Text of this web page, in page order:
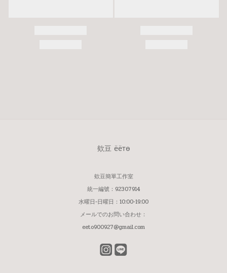
欸豆 ёётѳ
欸豆簡單工作室
統一編號：92307914
水曜日-日曜日：10:00-19:00
メールでのお問い合わせ：
eeto900927@gmail.com